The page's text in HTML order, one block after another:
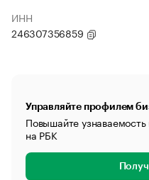
ИНН
246307356859
Управляйте профилем
Повышайте
на РБК